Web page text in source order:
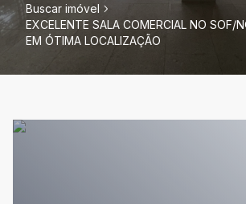
Buscar imóvel
EXCELENTE SALA COMERCIAL NO SOF/
EM ÓTIMA LOCALIZAÇÃO